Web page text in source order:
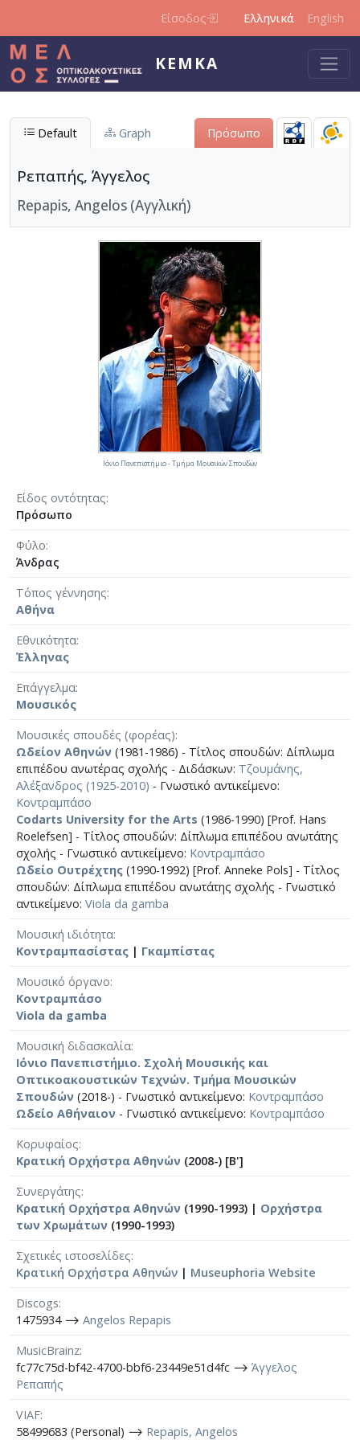
Είσοδος Ελληνικά English
ΚΕΜΚΑ
Default Graph Πρόσωπο
Ρεπαπής, Άγγελος
Repapis, Angelos (Αγγλική)
Είδος οντότητας
Πρόσωπο
Φύλο
Άνδρας
Τόπος γέννησης
Αθήνα
Εθνικότητα
Έλληνας
Επάγγελμα
Μουσικός
Μουσικές σπουδές (φορέας)
Ωδείον Αθηνών (1981-1986) - Τίτλος σπουδών: Δίπλωμα
επιπέδου ανωτέρας σχολής - Διδάσκων: Τζουμάνης,
Αλέξανδρος (1925-2010) - Γνωστικό αντικείμενο:
Κοντραμπάσο
Codarts University for the Arts (1986-1990) [Prof. Hans
Roelefsen] - Τίτλος σπουδών: Δίπλωμα επιπέδου ανωτάτης
σχολής - Γνωστικό αντικείμενο: Κοντραμπάσο
Ωδείο Ουτρέχτης (1990-1992) [Prof. Αnneke Pols] - Τίτλος
σπουδών: Δίπλωμα επιπέδου ανωτάτης σχολής - Γνωστικό
αντικείμενο: Viola da gamba
Μουσική ιδιότητα
Κοντραμπασίστας | Γκαμπίστας
Μουσικό όργανο
Κοντραμπάσο
Viola da gamba
Μουσική διδασκαλία
Ιόνιο Πανεπιστήμιο. Σχολή Μουσικής και
Οπτικοακουστικών Τεχνών. Τμήμα Μουσικών
Σπουδών (2018-) - Γνωστικό αντικείμενο: Κοντραμπάσο
Ωδείο Αθήναιον - Γνωστικό αντικείμενο: Κοντραμπάσο
Κορυφαίος
Κρατική Ορχήστρα Αθηνών (2008-) [Β']
Συνεργάτης
Κρατική Ορχήστρα Αθηνών (1990-1993) | Ορχήστρα
των Χρωμάτων (1990-1993)
Σχετικές ιστοσελίδες
Κρατική Ορχήστρα Αθηνών | Museuphoria Website
Discogs
1475934 ⟶ Angelos Repapis
MusicBrainz
fc77c75d-bf42-4700-bbf6-23449e51d4fc ⟶ Άγγελος
Ρεπαπής
VIAF
58499683 (Personal) ⟶ Repapis, Angelos
Ιόνιο Πανεπιστήμιο - Τμήμα Μουσικών Σπουδών